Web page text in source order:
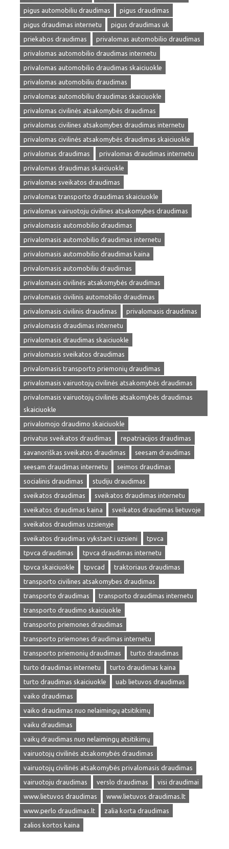
pigus automobiliu draudimas
pigus draudimas
pigus draudimas internetu
pigus draudimas uk
priekabos draudimas
privalomas automobilio draudimas
privalomas automobilio draudimas internetu
privalomas automobilio draudimas skaiciuokle
privalomas automobiliu draudimas
privalomas automobiliu draudimas skaiciuokle
privalomas civilinės atsakomybės draudimas
privalomas civilines atsakomybes draudimas internetu
privalomas civilinės atsakomybės draudimas skaiciuokle
privalomas draudimas
privalomas draudimas internetu
privalomas draudimas skaiciuokle
privalomas sveikatos draudimas
privalomas transporto draudimas skaiciuokle
privalomas vairuotoju civilines atsakomybes draudimas
privalomasis automobilio draudimas
privalomasis automobilio draudimas internetu
privalomasis automobilio draudimas kaina
privalomasis automobiliu draudimas
privalomasis civilinės atsakomybės draudimas
privalomasis civilinis automobilio draudimas
privalomasis civilinis draudimas
privalomasis draudimas
privalomasis draudimas internetu
privalomasis draudimas skaiciuokle
privalomasis sveikatos draudimas
privalomasis transporto priemonių draudimas
privalomasis vairuotojų civilinės atsakomybės draudimas
privalomasis vairuotojų civilinės atsakomybės draudimas
skaiciuokle
privalomojo draudimo skaiciuokle
privatus sveikatos draudimas
repatriacijos draudimas
savanoriškas sveikatos draudimas
seesam draudimas
seesam draudimas internetu
seimos draudimas
socialinis draudimas
studiju draudimas
sveikatos draudimas
sveikatos draudimas internetu
sveikatos draudimas kaina
sveikatos draudimas lietuvoje
sveikatos draudimas uzsienyje
sveikatos draudimas vykstant i uzsieni
tpvca
tpvca draudimas
tpvca draudimas internetu
tpvca skaiciuokle
tpvcad
traktoriaus draudimas
transporto civilines atsakomybes draudimas
transporto draudimas
transporto draudimas internetu
transporto draudimo skaiciuokle
transporto priemones draudimas
transporto priemones draudimas internetu
transporto priemonių draudimas
turto draudimas
turto draudimas internetu
turto draudimas kaina
turto draudimas skaiciuokle
uab lietuvos draudimas
vaiko draudimas
vaiko draudimas nuo nelaimingų atsitikimų
vaiku draudimas
vaikų draudimas nuo nelaimingų atsitikimų
vairuotojų civilinės atsakomybės draudimas
vairuotojų civilinės atsakomybės privalomasis draudimas
vairuotoju draudimas
verslo draudimas
visi draudimai
www.lietuvos draudimas
www.lietuvos draudimas.lt
www.perlo draudimas.lt
zalia korta draudimas
zalios kortos kaina